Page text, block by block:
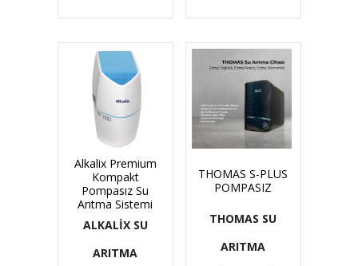
Alkalix Premium
Kompakt
Pompasız Su
Arıtma Sistemi
ALKALİX SU
ARITMA
THOMAS S-PLUS
POMPASIZ
THOMAS SU
ARITMA